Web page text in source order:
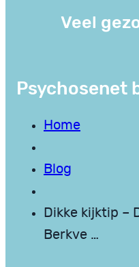
Veel
Psychosenet
Home
Blog
Dikke kijktip –
Berkve …